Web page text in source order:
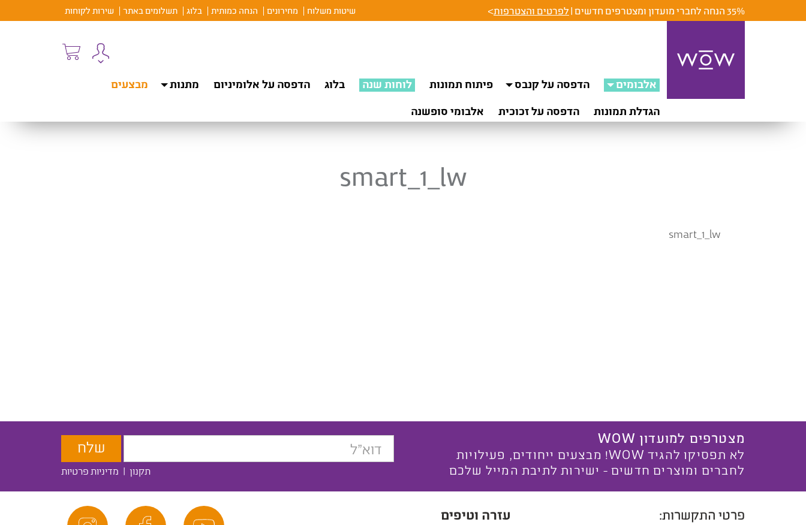
35% הנחה לחברי מועדון ומצטרפים חדשים | לפרטים והצטרפות> שיטות משלוח מחירונים הנחה כמותית בלוג תשלומים באתר שירות לקוחות
אלבומים הדפסה על קנבס פיתוח תמונות לוחות שנה בלוג הדפסה על אלומיניום מתנות
מבצעים
הגדלת תמונות
הדפסה על זכוכית אלבומי סופשנה
smart_1_lw
smart_1_lw
מצטרפים למועדון WOW
לא תפסיקו להגיד WOW! מבצעים ייחודים, פעילויות
לחברים ומוצרים חדשים - ישירות לתיבת המייל שלכם
תקנון | מדיניות פרטיות
פרטי התקשרות: עזרה וטיפים